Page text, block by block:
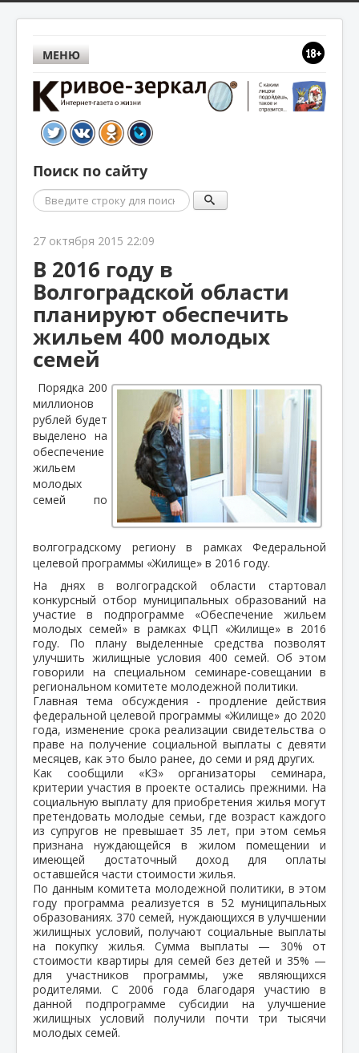
МЕНЮ
Поиск по сайту
Поиск
27 октября 2015 22:09
В 2016 году в
Волгоградской области
планируют обеспечить
жильем 400 молодых
семей
Порядка 200
миллионов
рублей будет
выделено на
обеспечение
жильем
молодых
семей по
волгоградскому региону в рамках Федеральной
целевой программы «Жилище» в 2016 году.
На днях в волгоградской области стартовал
конкурсный отбор муниципальных образований на
участие в подпрограмме «Обеспечение жильем
молодых семей» в рамках ФЦП «Жилище» в 2016
году. По плану выделенные средства позволят
улучшить жилищные условия 400 семей. Об этом
говорили на специальном семинаре-совещании в
региональном комитете молодежной политики.
Главная тема обсуждения - продление действия
федеральной целевой программы «Жилище» до 2020
года, изменение срока реализации свидетельства о
праве на получение социальной выплаты с девяти
месяцев, как это было ранее, до семи и ряд других.
Как сообщили «КЗ» организаторы семинара,
критерии участия в проекте остались прежними. На
социальную выплату для приобретения жилья могут
претендовать молодые семьи, где возраст каждого
из супругов не превышает 35 лет, при этом семья
признана нуждающейся в жилом помещении и
имеющей достаточный доход для оплаты
оставшейся части стоимости жилья.
По данным комитета молодежной политики, в этом
году программа реализуется в 52 муниципальных
образованиях. 370 семей, нуждающихся в улучшении
жилищных условий, получают социальные выплаты
на покупку жилья. Сумма выплаты — 30% от
стоимости квартиры для семей без детей и 35% —
для участников программы, уже являющихся
родителями. С 2006 года благодаря участию в
данной подпрограмме субсидии на улучшение
жилищных условий получили почти три тысячи
молодых семей.